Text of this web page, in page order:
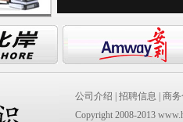
公司介绍 招聘信息
商
Copyright 2008-2013